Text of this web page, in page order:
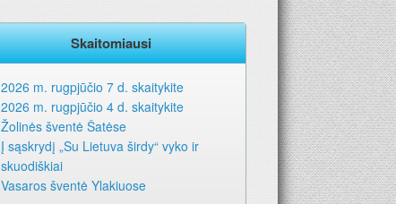
Skaitomiausi
2026 m. rugpjūčio 7 d. skaitykite
2026 m. rugpjūčio 4 d. skaitykite
Žolinės šventė Šatėse
Į sąskrydį „Su Lietuva širdy“ vyko ir
skuodiškiai
Vasaros šventė Ylakiuose